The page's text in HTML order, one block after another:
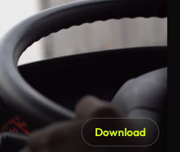
Download